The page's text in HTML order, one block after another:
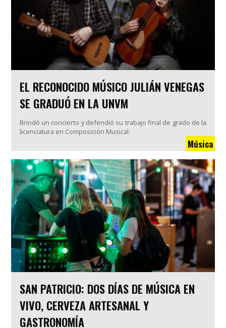
EL RECONOCIDO MÚSICO JULIÁN VENEGAS
SE GRADUÓ EN LA UNVM
Brindó un concierto y defendió su trabajo final de grado de la
licenciatura en Composición Musical.
Música
SAN PATRICIO: DOS DÍAS DE MÚSICA EN
VIVO, CERVEZA ARTESANAL Y
GASTRONOMÍA